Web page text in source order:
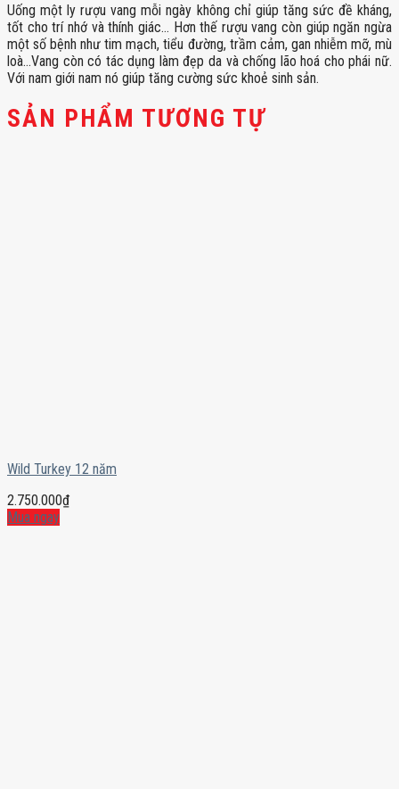
Uống một ly rượu vang mỗi ngày không chỉ giúp tăng sức đề kháng,
tốt cho trí nhớ và thính giác… Hơn thế rượu vang còn giúp ngăn ngừa
một số bệnh như tim mạch, tiểu đường, trầm cảm, gan nhiễm mỡ, mù
loà…Vang còn có tác dụng làm đẹp da và chống lão hoá cho phái nữ.
Với nam giới nam nó giúp tăng cường sức khoẻ sinh sản.
SẢN PHẨM TƯƠNG TỰ
Wild Turkey 12 năm
2.750.000₫
Mua ngay